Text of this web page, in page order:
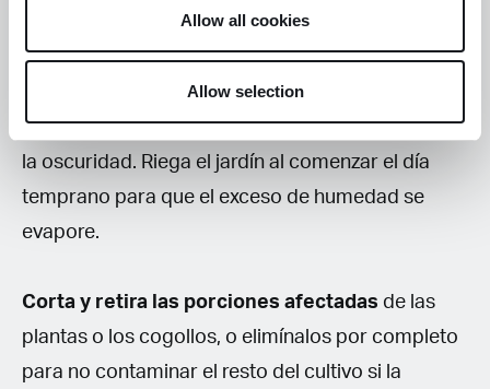
Allow all cookies
Allow selection
puede quedar atrapada dentro de los cogollos.
Rocía las plantas al principio del día durante la
fase vegetativa y a principios de la floración. Así la
humedad puede evaporarse antes de que llegue
la oscuridad. Riega el jardín al comenzar el día
temprano para que el exceso de humedad se
evapore.
Corta y retira las porciones afectadas de las
plantas o los cogollos, o elimínalos por completo
para no contaminar el resto del cultivo si la